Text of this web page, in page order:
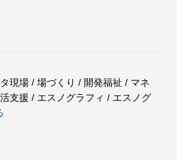
現場 / 場づくり / 開発福祉 / マネ
支援 / エスノグラフィ / エスノグ